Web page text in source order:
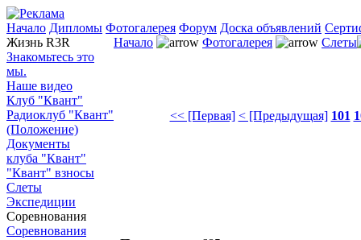
Начало Дипломы Фотогалерея Форум Доска объявлений
Жизнь R3R
Знакомьтесь это
мы.
Наше видео
Клуб "Квант"
Радиоклуб "Квант"
(Положение)
Документы
клуба "Квант"
"Квант" взносы
Слеты
Экспедиции
Соревнования
Соревнования
Начало Фотогалерея Слеты
<< [Первая] < [Предыдущая] 101